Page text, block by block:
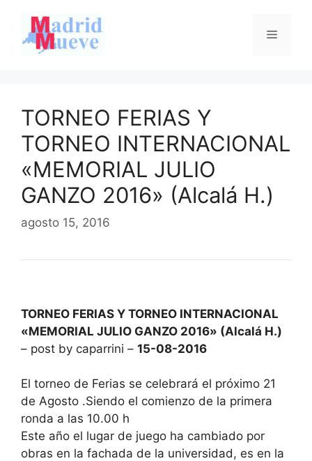
contenido
Menú
TORNEO FERIAS Y
TORNEO INTERNACIONAL
«MEMORIAL JULIO
GANZO 2016» (Alcalá H.)
agosto 15, 2016
TORNEO FERIAS Y TORNEO INTERNACIONAL
«MEMORIAL JULIO GANZO 2016» (Alcalá H.)
– post by caparrini – 15-08-2016
El torneo de Ferias se celebrará el próximo 21
de Agosto .Siendo el comienzo de la primera
ronda a las 10.00 h
Este año el lugar de juego ha cambiado por
obras en la fachada de la universidad, es en la